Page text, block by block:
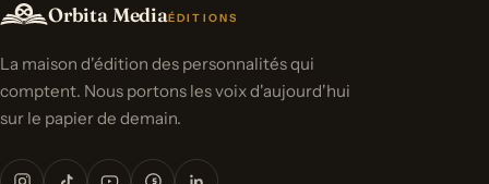
Orbita MediaÉDITIONS
La maison d'édition des personnalités qui
comptent. Nous portons les voix d'aujourd'hui
sur le papier de demain.